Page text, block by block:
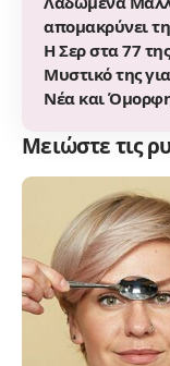
απομακρύνει
Η Σερ στα 77
Μυστικό της
Νέα και
Μειώστε τις